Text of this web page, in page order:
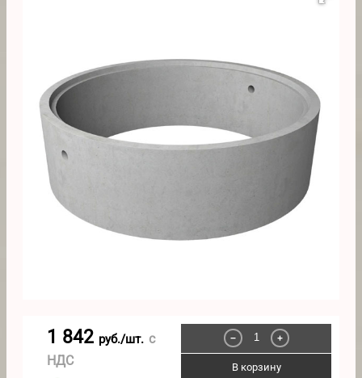
1 842 руб./шт. с
НДС
− +
В корзину